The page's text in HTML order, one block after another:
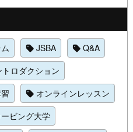
JSBA
Q&A
トロダクション
オンラインレッスン
ビング大学